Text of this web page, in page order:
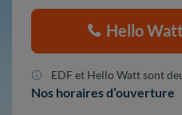
Hello
EDF et Hello Watt sont
Nos horaires d’ouverture